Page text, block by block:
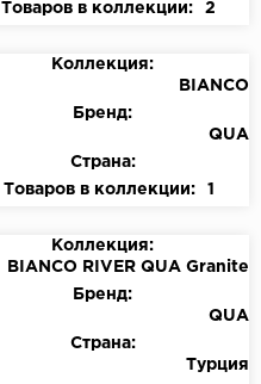
Товаров в коллекции:
2
Коллекция:
BIANCO
Бренд:
QUA
Страна:
Товаров в коллекции:
1
Коллекция:
BIANCO RIVER QUA Granite
Бренд:
QUA
Страна:
Турция